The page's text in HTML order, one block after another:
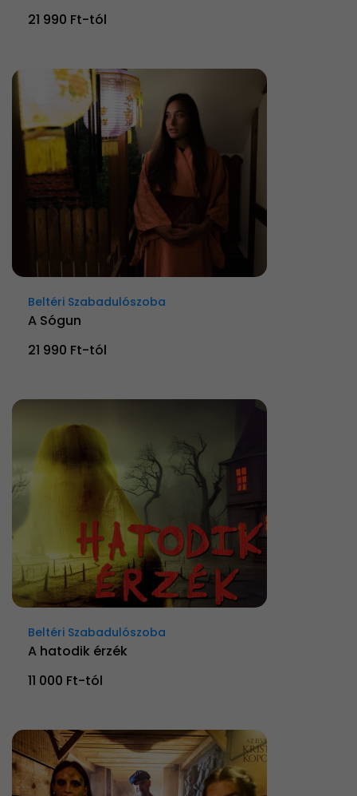
21 990 Ft-tól
Beltéri Szabadulószoba
A Sógun
21 990 Ft-tól
Beltéri Szabadulószoba
A hatodik érzék
11 000 Ft-tól